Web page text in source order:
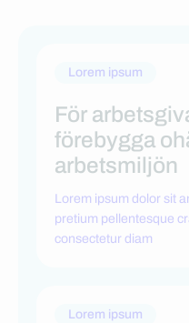
Lorem ipsum
För
förebygga
arbetsmiljön
Lorem ipsum dolor sit
pretium pellentesque
consectetur diam
Lorem ipsum